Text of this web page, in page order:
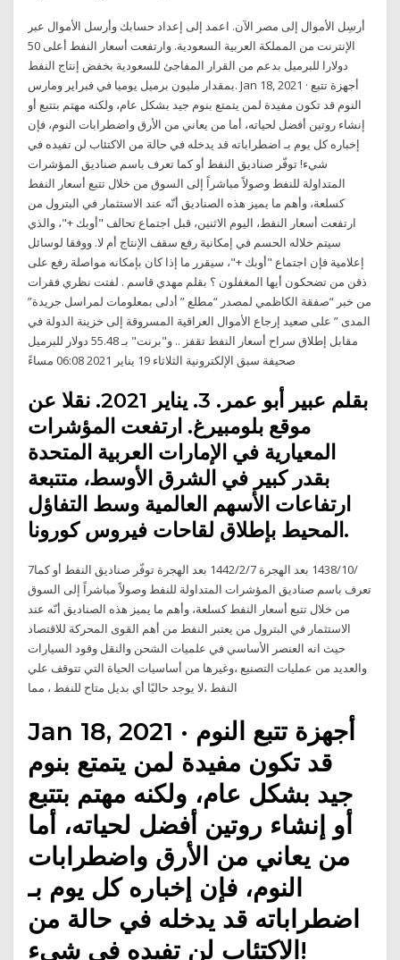
أرسِل الأموال إلى مصر الآن. اعمد إلى إعداد حسابك وأرسل الأموال عبر
الإنترنت من المملكة العربية السعودية. وارتفعت أسعار النفط أعلى 50
دولارا للبرميل بدعم من القرار المفاجئ للسعودية بخفض إنتاج النفط
بمقدار مليون برميل يوميا في فبراير ومارس. Jan 18, 2021 · أجهزة تتبع
النوم قد تكون مفيدة لمن يتمتع بنوم جيد بشكل عام، ولكنه مهتم بتتبع أو
إنشاء روتين أفضل لحياته، أما من يعاني من الأرق واضطرابات النوم، فإن
إخباره كل يوم بـ اضطراباته قد يدخله في حالة من الاكتئاب لن تفيده في
شيء! توفّر صناديق النفط أو كما تعرف باسم صناديق المؤشرات
المتداولة للنفط وصولاً مباشراً إلى السوق من خلال تتبع أسعار النفط
كسلعة، وأهم ما يميز هذه الصناديق أنّه عند الاستثمار في البترول من
ارتفعت أسعار النفط، اليوم الاثنين، قبل اجتماع تحالف "أوبك +"، والذي
سيتم خلاله الحسم في إمكانية رفع سقف الإنتاج أم لا. ووفقا لوسائل
إعلامية فإن اجتماع "أوبك +"، سيقرر ما إذا كان بإمكانه مواصلة رفع على
ذقن من تضحكون أيها المغفلون ؟ بقلم مهدي قاسم . لفتت نظري فقرات
من خبر “صفقة الكاظمي لمصدر “مطلع ” أدلى بمعلومات لمراسل جريدة”
المدى ” على صعيد إرجاع الأموال العراقية المسروقة إلى خزينة الدولة في
مقابل إطلاق سراح أسعار النفط تقفز .. و"برنت" بـ 55.48 دولار للبرميل
صحيفة سبق اﻹلكترونية الثلاثاء 19 يناير 2021 06:08 مساءً
بقلم عبير أبو عمر. 3. يناير 2021. نقلا عن
موقع بلومبيرغ. ارتفعت المؤشرات
المعيارية في الإمارات العربية المتحدة
بقدر كبير في الشرق الأوسط، متتبعة
ارتفاعات الأسهم العالمية وسط التفاؤل
المحيط بإطلاق لقاحات فيروس كورونا.
7‏‏/10‏‏/1438 بعد الهجرة 7‏‏/2‏‏/1442 بعد الهجرة توفّر صناديق النفط أو كما
تعرف باسم صناديق المؤشرات المتداولة للنفط وصولاً مباشراً إلى السوق
من خلال تتبع أسعار النفط كسلعة، وأهم ما يميز هذه الصناديق أنّه عند
الاستثمار في البترول من يعتبر النفط من أهم القوى المحركة للاقتصاد
حيث انه العنصر الأساسي في علميات الشحن والنقل وقود السيارات
والعديد من عمليات التصنيع ،وغيرها من أساسيات الحياة التي تتوقف علي
النفط ،لا يوجد حاليًا أي بديل متاح للنفط ، مما
Jan 18, 2021 · أجهزة تتبع النوم
قد تكون مفيدة لمن يتمتع بنوم
جيد بشكل عام، ولكنه مهتم بتتبع
أو إنشاء روتين أفضل لحياته، أما
من يعاني من الأرق واضطرابات
النوم، فإن إخباره كل يوم بـ
اضطراباته قد يدخله في حالة من
الاكتئاب لن تفيده في شيء!